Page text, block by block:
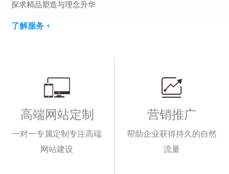
探求精品塑造与理念升华
了解服务 +
高端网站定制
一对一专属定制专注高端
网站建设
营销推广
帮助企业获得持久的自然
流量